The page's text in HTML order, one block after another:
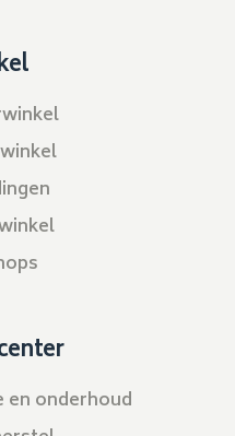
en onderhoud